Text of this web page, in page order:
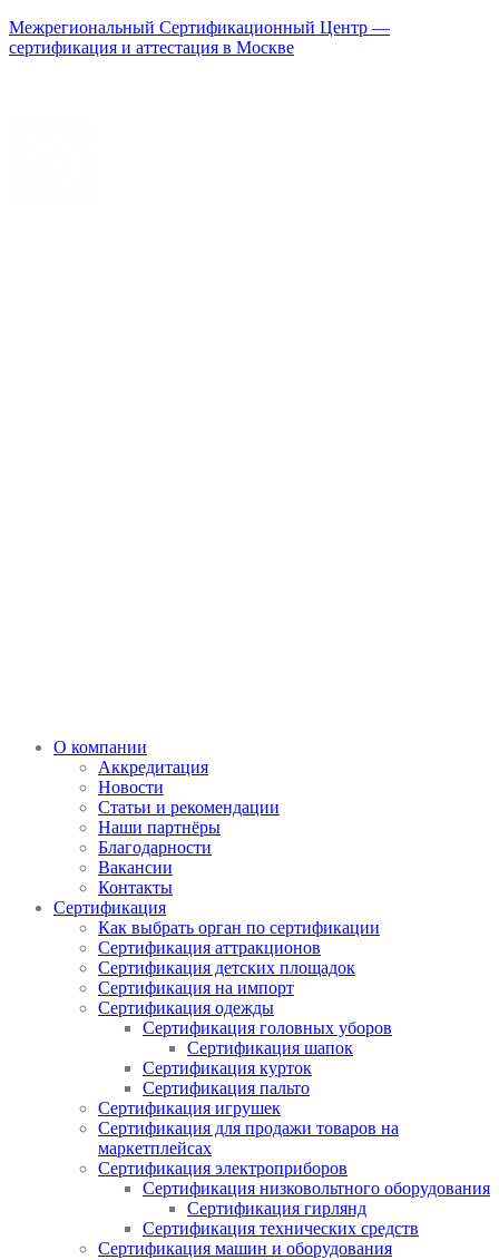
Межрегиональный Сертификационный Центр —
сертификация и аттестация в Москве
О компании
Аккредитация
Новости
Статьи и рекомендации
Наши партнёры
Благодарности
Вакансии
Контакты
Сертификация
Как выбрать орган по сертификации
Сертификация аттракционов
Сертификация детских площадок
Сертификация на импорт
Сертификация одежды
Сертификация головных уборов
Сертификация шапок
Сертификация курток
Сертификация пальто
Сертификация игрушек
Сертификация для продажи товаров на
маркетплейсах
Сертификация электроприборов
Сертификация низковольтного оборудования
Сертификация гирлянд
Сертификация технических средств
Сертификация машин и оборудования